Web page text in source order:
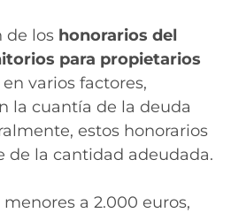
de los honorarios del
para propietarios
varios factores,
la cuantía de la deuda
estos honorarios
de la cantidad adeudada.
a 2.000 euros,